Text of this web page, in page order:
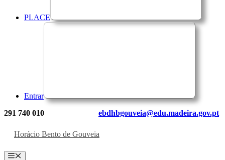
PLACE
Entrar
291 740 010 ebdhbgouveia@edu.madeira.gov.pt
Horácio Bento de Gouveia
Menu